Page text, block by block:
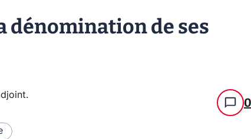
dénomination de ses
.
0